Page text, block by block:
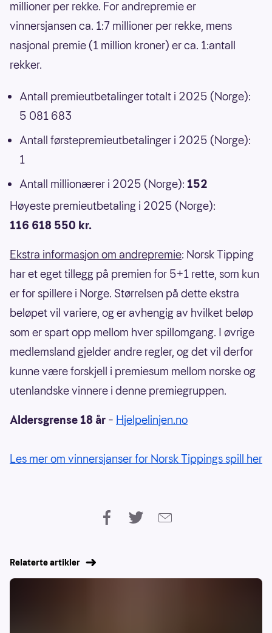
millioner per rekke. For andrepremie er
vinnersjansen ca. 1:7 millioner per rekke, mens
nasjonal premie (1 million kroner) er ca. 1:antall
rekker.
Antall premieutbetalinger totalt i 2025 (Norge):
5 081 683
Antall førstepremieutbetalinger i 2025 (Norge):
1
Antall millionærer i 2025 (Norge): 152
Høyeste premieutbetaling i 2025 (Norge):
116 618 550 kr.
Ekstra informasjon om andrepremie: Norsk Tipping
har et eget tillegg på premien for 5+1 rette, som kun
er for spillere i Norge. Størrelsen på dette ekstra
beløpet vil variere, og er avhengig av hvilket beløp
som er spart opp mellom hver spillomgang. I øvrige
medlemsland gjelder andre regler, og det vil derfor
kunne være forskjell i premiesum mellom norske og
utenlandske vinnere i denne premiegruppen.
Aldersgrense 18 år – Hjelpelinjen.no
Les mer om vinnersjanser for Norsk Tippings spill her
Relaterte artikler